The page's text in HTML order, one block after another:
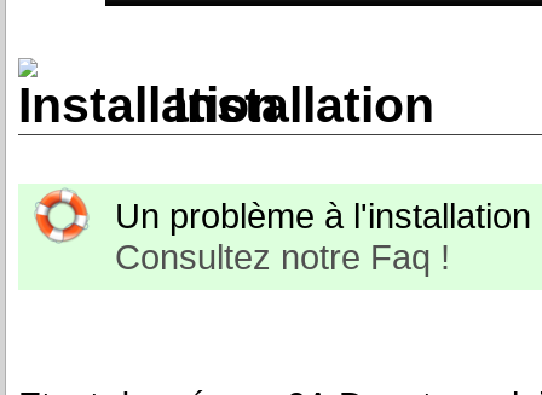
Installation
Un problème à
Consultez notre Faq !